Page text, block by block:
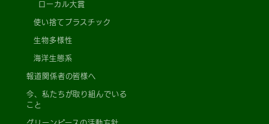
ローカル大賞
使い捨てプラスチック
生物多様性
海洋生態系
報道関係者の皆様へ
今、私たちが取り組んでいる
こと